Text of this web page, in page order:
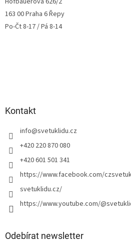
163 00 Praha 6 Řepy
Po-Čt 8-17 / Pá 8-14
Kontakt
info@svetuklidu.cz
+420 220 870 080
+420 601 501 341
https://www.facebook.com/
svetuklidu.cz/
https://www.youtube.com/
Odebírat newsletter